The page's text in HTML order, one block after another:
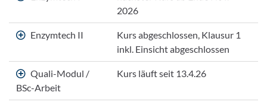
2026
Enzymtech II
Kurs abgeschlossen, Klausur 1
inkl. Einsicht abgeschlossen
Quali-Modul /
BSc-Arbeit
Kurs läuft seit 13.4.26